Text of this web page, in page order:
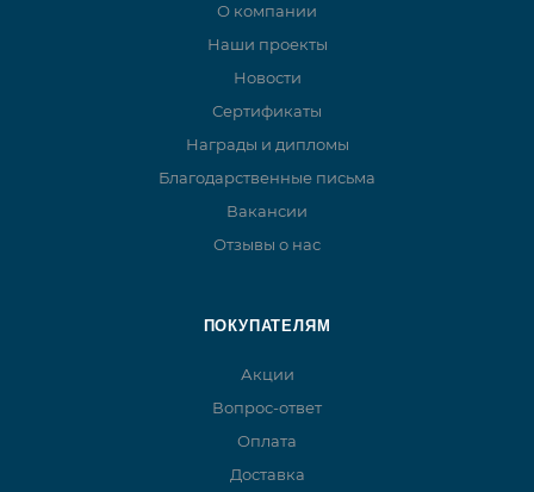
О компании
Наши проекты
Новости
Сертификаты
Награды и дипломы
Благодарственные письма
Вакансии
Отзывы о нас
ПОКУПАТЕЛЯМ
Акции
Вопрос-ответ
Оплата
Доставка